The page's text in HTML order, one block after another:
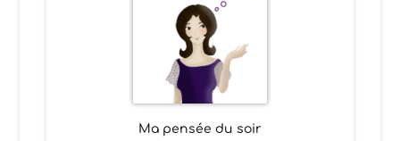
Ma pensée du soir